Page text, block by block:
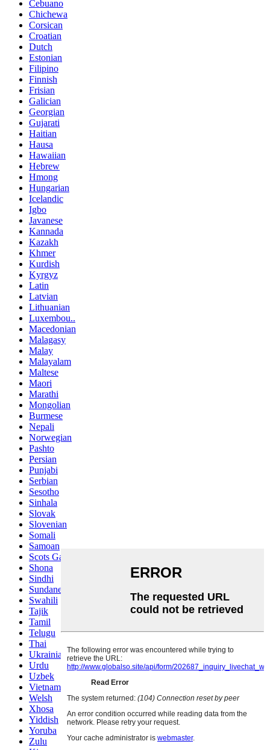
Cebuano
Chichewa
Corsican
Croatian
Dutch
Estonian
Filipino
Finnish
Frisian
Galician
Georgian
Gujarati
Haitian
Hausa
Hawaiian
Hebrew
Hmong
Hungarian
Icelandic
Igbo
Javanese
Kannada
Kazakh
Khmer
Kurdish
Kyrgyz
Latin
Latvian
Lithuanian
Luxembou..
Macedonian
Malagasy
Malay
Malayalam
Maltese
Maori
Marathi
Mongolian
Burmese
Nepali
Norwegian
Pashto
Persian
Punjabi
Serbian
Sesotho
Sinhala
Slovak
Slovenian
Somali
Samoan
Scots Gaelic
Shona
Sindhi
Sundanese
Swahili
Tajik
Tamil
Telugu
Thai
Ukrainian
Urdu
Uzbek
Vietnamese
Welsh
Xhosa
Yiddish
Yoruba
Zulu